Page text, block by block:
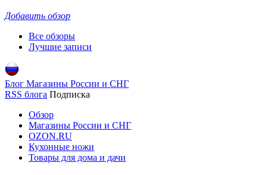
Добавить обзор
Все обзоры
Лучшие записи
Блог Магазины России и СНГ
RSS блога Подписка
Обзор
Магазины России и СНГ
OZON.RU
Кухонные ножи
Товары для дома и дачи